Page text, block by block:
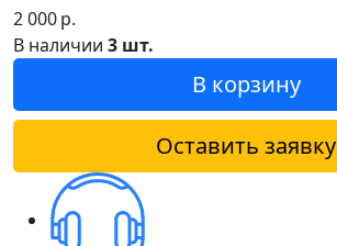
2 000р.
В наличии 3 шт.
В корзину
Оставить заявку